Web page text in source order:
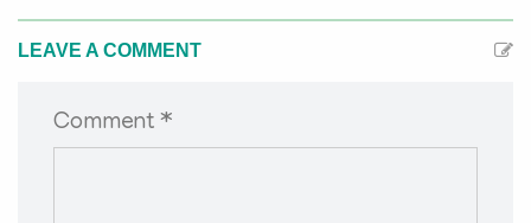
LEAVE A COMMENT
Comment *